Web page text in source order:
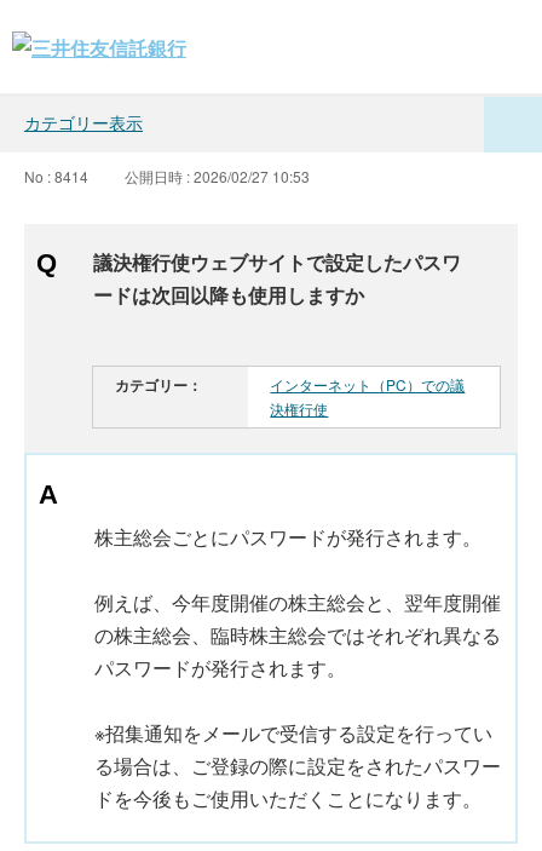
カテゴリー表示
No : 8414 公開日時 : 2026/02/27 10:53
議決権行使ウェブサイトで設定したパスワ
ードは次回以降も使用しますか
カテゴリー：
インターネット（PC）での議
決権行使
株主総会ごとにパスワードが発行されます。
例えば、今年度開催の株主総会と、翌年度開催
の株主総会、臨時株主総会ではそれぞれ異なる
パスワードが発行されます。
※招集通知をメールで受信する設定を行ってい
る場合は、ご登録の際に設定をされたパスワー
ドを今後もご使用いただくことになります。